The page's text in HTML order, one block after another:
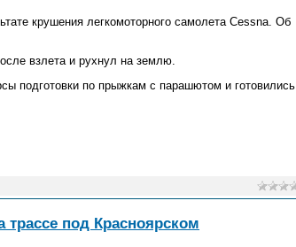
крушения легкомоторного самолета Cessna. Об
взлета и рухнул на землю.
подготовки по прыжкам с парашютом и готовились
трассе под Красноярском